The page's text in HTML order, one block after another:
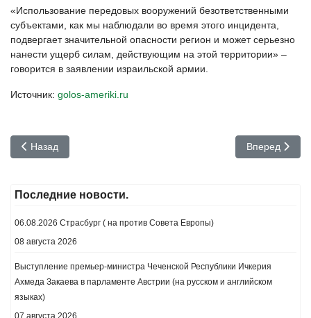
«Использование передовых вооружений безответственными
субъектами, как мы наблюдали во время этого инцидента,
подвергает значительной опасности регион и может серьезно
нанести ущерб силам, действующим на этой территории» –
говорится в заявлении израильской армии.
Источник: golos-ameriki.ru
Предыдущий: Евросоюз: Россия нарушила международное
Назад Следующий:
Вперед
Последние новости.
06.08.2026 Страсбург ( на против Совета Европы)
08 августа 2026
Выступление премьер-министра Чеченской Республики Ичкерия
Ахмеда Закаева в парламенте Австрии (на русском и английском
языках)
07 августа 2026